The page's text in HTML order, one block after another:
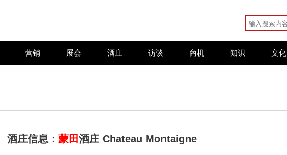
营销 展会 酒庄 访谈 商机 知识 文化
酒庄信息： 蒙田酒庄 Chateau Montaigne